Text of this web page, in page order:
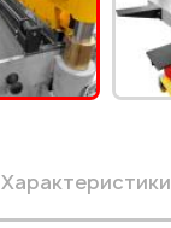
Характеристики